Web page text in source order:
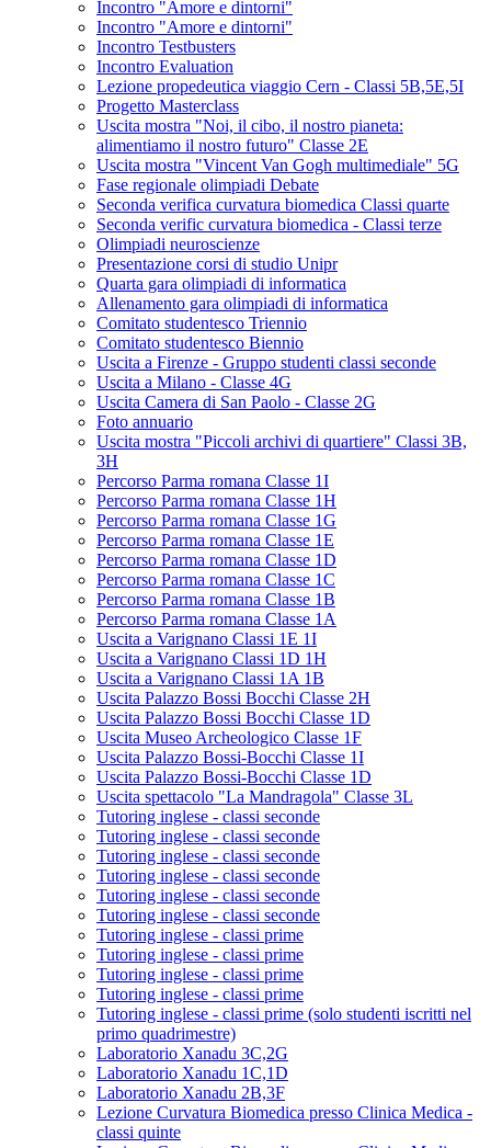
Incontro "Amore e dintorni"
Incontro "Amore e dintorni"
Incontro Testbusters
Incontro Evaluation
Lezione propedeutica viaggio Cern - Classi 5B,5E,5I
Progetto Masterclass
Uscita mostra "Noi, il cibo, il nostro pianeta:
alimentiamo il nostro futuro" Classe 2E
Uscita mostra "Vincent Van Gogh multimediale" 5G
Fase regionale olimpiadi Debate
Seconda verifica curvatura biomedica Classi quarte
Seconda verific curvatura biomedica - Classi terze
Olimpiadi neuroscienze
Presentazione corsi di studio Unipr
Quarta gara olimpiadi di informatica
Allenamento gara olimpiadi di informatica
Comitato studentesco Triennio
Comitato studentesco Biennio
Uscita a Firenze - Gruppo studenti classi seconde
Uscita a Milano - Classe 4G
Uscita Camera di San Paolo - Classe 2G
Foto annuario
Uscita mostra "Piccoli archivi di quartiere" Classi 3B,
3H
Percorso Parma romana Classe 1I
Percorso Parma romana Classe 1H
Percorso Parma romana Classe 1G
Percorso Parma romana Classe 1E
Percorso Parma romana Classe 1D
Percorso Parma romana Classe 1C
Percorso Parma romana Classe 1B
Percorso Parma romana Classe 1A
Uscita a Varignano Classi 1E 1I
Uscita a Varignano Classi 1D 1H
Uscita a Varignano Classi 1A 1B
Uscita Palazzo Bossi Bocchi Classe 2H
Uscita Palazzo Bossi Bocchi Classe 1D
Uscita Museo Archeologico Classe 1F
Uscita Palazzo Bossi-Bocchi Classe 1I
Uscita Palazzo Bossi-Bocchi Classe 1D
Uscita spettacolo "La Mandragola" Classe 3L
Tutoring inglese - classi seconde
Tutoring inglese - classi seconde
Tutoring inglese - classi seconde
Tutoring inglese - classi seconde
Tutoring inglese - classi seconde
Tutoring inglese - classi seconde
Tutoring inglese - classi prime
Tutoring inglese - classi prime
Tutoring inglese - classi prime
Tutoring inglese - classi prime
Tutoring inglese - classi prime (solo studenti iscritti nel
primo quadrimestre)
Laboratorio Xanadu 3C,2G
Laboratorio Xanadu 1C,1D
Laboratorio Xanadu 2B,3F
Lezione Curvatura Biomedica presso Clinica Medica -
classi quinte